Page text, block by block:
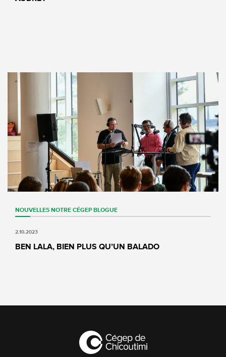
NOUVELLES NOTRE CÉGEP BLOGUE
2.10.2023
BEN LALA, BIEN PLUS QU’UN BALADO